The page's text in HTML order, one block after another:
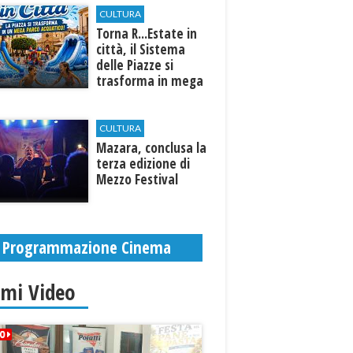
CULTURA
Torna R...Estate in
città, il Sistema
delle Piazze si
trasforma in mega
CULTURA
​Mazara, conclusa la
terza edizione di
Mezzo Festival
Programmazione Cinema
Video